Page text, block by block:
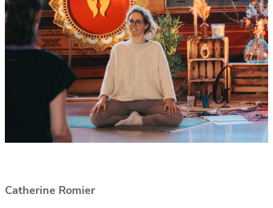
Catherine Romier